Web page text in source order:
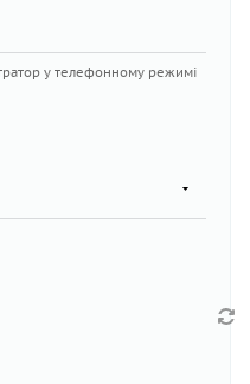
у телефонному режимі